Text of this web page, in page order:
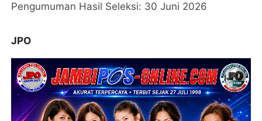
Pengumuman Hasil Seleksi: 30 Juni 2026
JPO